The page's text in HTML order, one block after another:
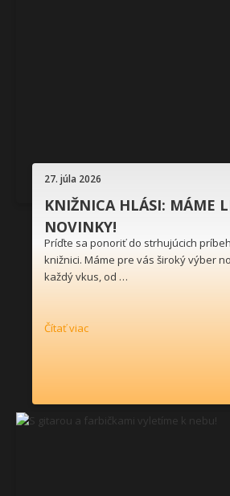
27. júla 2026
KNIŽNICA HLÁSI: MÁME
NOVINKY!
Príďte sa ponoriť do strhujúcich
knižnici. Máme pre vás široký výber
každý vkus, od …
Čítať viac